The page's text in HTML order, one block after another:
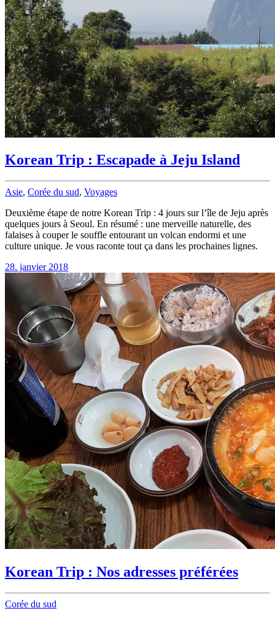
Korean Trip : Escapade à Jeju Island
Asie, Corée du sud, Voyages
Deuxième étape de notre Korean Trip : 4 jours sur l’île de Jeju après
quelques jours à Seoul. En résumé : une merveille naturelle, des
falaises à couper le souffle entourant un volcan endormi et une
culture unique. Je vous raconte tout ça dans les prochaines lignes.
28. janvier 2018
Korean Trip : Nos adresses préférées
Corée du sud